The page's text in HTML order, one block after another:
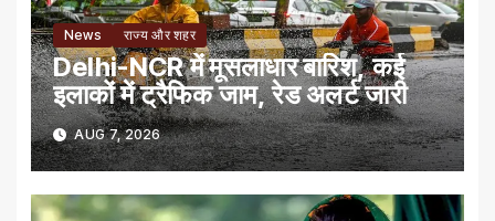
News राज्य और शहर
Delhi-NCR में मूसलाधार बारिश, कई
इलाकों में ट्रैफिक जाम, रेड अलर्ट जारी
AUG 7, 2026